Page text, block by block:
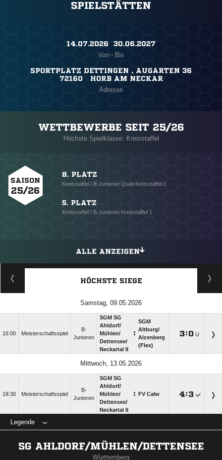
SPIELSTÄTTEN
14.07.2026 ​ 30.06.2027
Von - Bis
SPORTPLATZ DETTINGEN , AUGARTEN 36
72160 HORB AM NECKAR
Adresse
WETTBEWERBE SEIT 25/26
Höchste Spielklasse: Kreisstaffel
SAISON
25/26
8. PLATZ
Kreisstaffel / B-Junioren Quali-Kreisstaffel 1
5. PLATZ
Kreisstaffel / B-Junioren Kreisstaffel 1
ALLE ANZEIGEN
HÖCHSTE SIEGE
Samstag, 09.05.2026
16:00 Meisterschaftsspiel
B-
Junioren
SGM SG
Ahldorf/​
Mühlen/​
Dettensee/​
Neckartal II
:
SGM
Altburg/​
Alzenberg
(Flex)
: U
Mittwoch, 13.05.2026
18:30 Meisterschaftsspiel
B-
Junioren
SGM SG
Ahldorf/​
Mühlen/​
Dettensee/​
Neckartal II
: FV Calw :
Legende
SG AHLDORF/MÜHLEN/DETTENSEE
Württemberg